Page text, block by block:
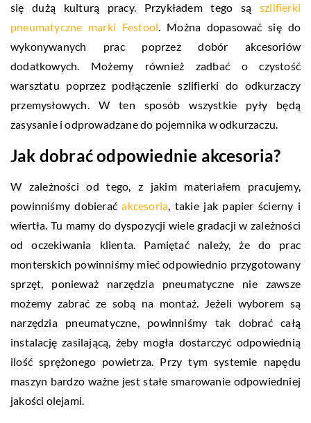
się dużą kulturą pracy. Przykładem tego są szlifierki
pneumatyczne marki Festool. Można dopasować się do
wykonywanych prac poprzez dobór akcesoriów
dodatkowych. Możemy również zadbać o czystość
warsztatu poprzez podłączenie szlifierki do odkurzaczy
przemysłowych. W ten sposób wszystkie pyły będą
zasysanie i odprowadzane do pojemnika w odkurzaczu.
Jak dobrać odpowiednie akcesoria?
W zależności od tego, z jakim materiałem pracujemy,
powinniśmy dobieraćakcesoria, takie jak papier ścierny i
wiertła. Tu mamy do dyspozycji wiele gradacji w zależności
od oczekiwania klienta. Pamiętać należy, że do prac
monterskich powinniśmy mieć odpowiednio przygotowany
sprzęt, ponieważ narzędzia pneumatyczne nie zawsze
możemy zabrać ze sobą na montaż. Jeżeli wyborem są
narzędzia pneumatyczne, powinniśmy tak dobrać całą
instalację zasilającą, żeby mogła dostarczyć odpowiednią
ilość sprężonego powietrza. Przy tym systemie napędu
maszyn bardzo ważne jest stałe smarowanie odpowiedniej
jakości olejami.